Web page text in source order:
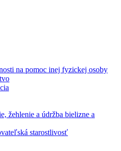
na pomoc inej fyzickej osoby
žehlenie a údržba bielizne a
starostlivosť